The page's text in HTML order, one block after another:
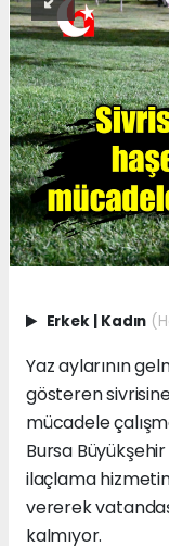
Erkek | Kadın
Yaz aylarının
gösteren
mücadele
Bursa
ilaçlama
vererek
kalmıyor.